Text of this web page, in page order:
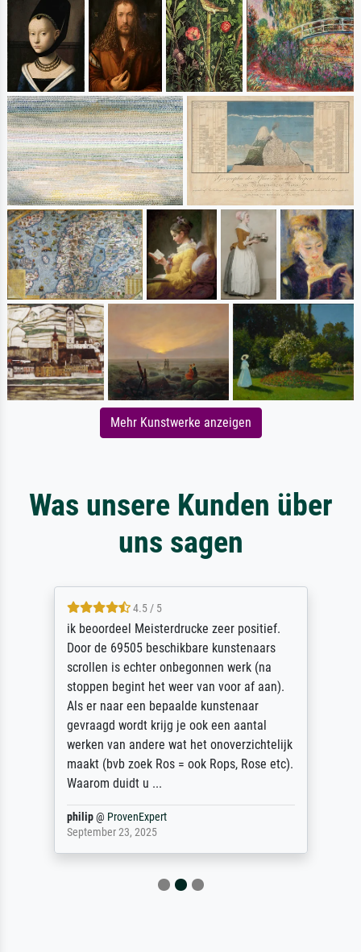
Mehr Kunstwerke anzeigen
Was unsere Kunden über
uns sagen
4.5 / 5
ik beoordeel Meisterdrucke zeer positief.
Door de 69505 beschikbare kunstenaars
scrollen is echter onbegonnen werk (na
stoppen begint het weer van voor af aan).
Als er naar een bepaalde kunstenaar
gevraagd wordt krijg je ook een aantal
werken van andere wat het onoverzichtelijk
maakt (bvb zoek Ros = ook Rops, Rose etc).
Waarom duidt u ...
philip@ ProvenExpert
September 23, 2025